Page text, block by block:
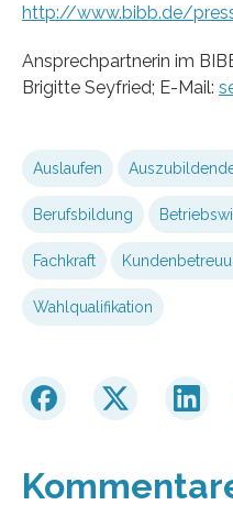
http://www.bibb.de/
Ansprechpartnerin im
Brigitte Seyfried; E-Mail:
Auslaufen
Berufsbildung
Fachkraft
Wahlqualifikation